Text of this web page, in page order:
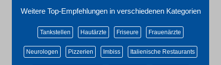
Weitere Top-Empfehlungen in verschiedenen Kategorien
Tankstellen Hautärzte Friseure Frauenärzte
Neurologen Pizzerien Imbiss Italienische Restaurants